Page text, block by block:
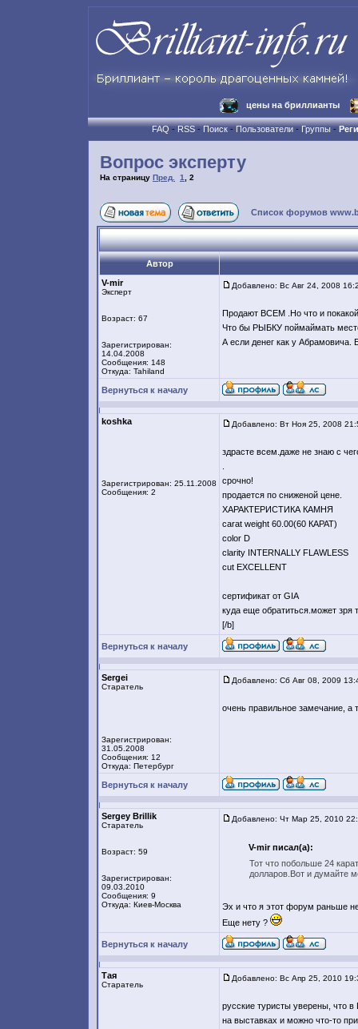
цены на бриллианты
FAQ-RSS-Поиск-Пользователи-Группы-
Вопрос эксперту
На страницу Пред. 1 2
Список форумов
Автор
V-mir
Эксперт
Возраст: 67
Зарегистрирован:
14.04.2008
Сообщения: 148
Откуда: Tahiland
Добавлено: Вс Авг 24, 2008
Продают ВСЕМ .Но что и
Что бы РЫБКУ поймаймать
А если денег как у Абрамовича.
Вернуться к началу
koshka
Зарегистрирован: 25.11.2008
Сообщения: 2
Добавлено: Вт Ноя 25, 2008
здрасте всем.даже не знаю с
срочно!
продается по сниженой цене.
ХАРАКТЕРИСТИКА КАМНЯ
carat weight 60.00(60 КАРАТ)
color D
clarity INTERNALLY FLAWLESS
cut EXCELLENT
сертификат от GIA
куда еще обратиться.может зря
[/b]
Вернуться к началу
Sergei
Старатель
Зарегистрирован:
31.05.2008
Сообщения: 12
Откуда: Петербург
Добавлено: Сб Авг 08, 2009
очень правильное замечание, а
Вернуться к началу
Sergey Brillik
Старатель
Возраст: 59
Зарегистрирован:
09.03.2010
Сообщения: 9
Откуда: Киев-Москва
Добавлено: Чт Мар 25, 2010
V-mir писал(а):
Тот что побольше 24
долларов.Вот и думайте
Эх и что я этот форум раньше
Еще нету ?
Вернуться к началу
Тая
Старатель
Добавлено: Вс Апр 25, 2010
русские туристы уверены, что
на выставках и можно что-то